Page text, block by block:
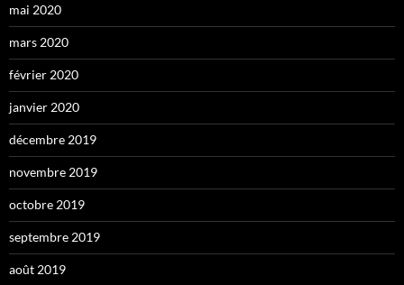
mai 2020
mars 2020
février 2020
janvier 2020
décembre 2019
novembre 2019
octobre 2019
septembre 2019
août 2019